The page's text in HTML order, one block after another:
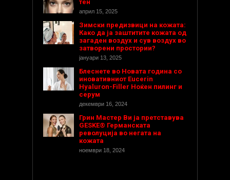
тен
април 15, 2025
Зимски предизвици на кожата:
Како да ја заштитите кожата од
загаден воздух и сув воздух во
затворени простории?
јануари 13, 2025
Блеснете во Новата година со
иновативниот Eucerin
Hyaluron-Filler Ноќен пилинг и
серум
декември 16, 2024
Грин Мастер Ви ја претставува
GESKE® Германската
револуција во негата на
кожата
ноември 18, 2024